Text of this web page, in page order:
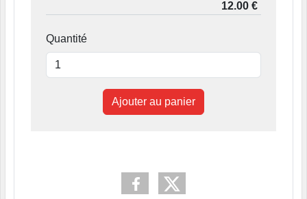
Quantité
Ajouter au panier